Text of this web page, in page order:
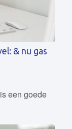
& nu gas
een goede